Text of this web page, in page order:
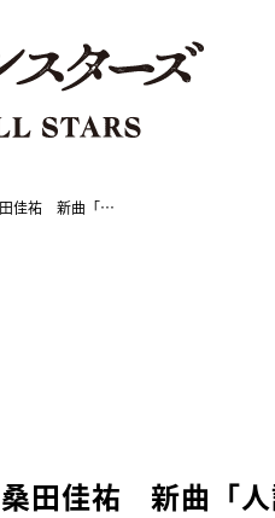
桑田佳祐 新曲「人誑し / ひとたらし」CDリリース&先行配信、全国アリーナツアー開催、歌詞集の発売が決定!!
桑田佳祐 新曲「人